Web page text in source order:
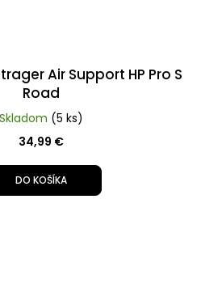
Air Support HP Pro S
Road
Skladom (5 ks)
34,99 €
DO KOŠÍKA